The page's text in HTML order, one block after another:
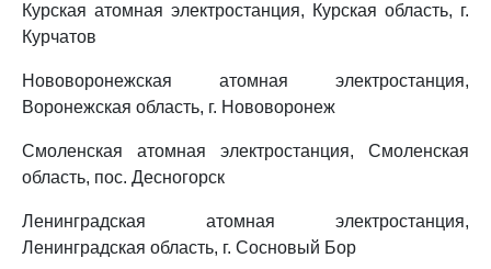
Курская атомная электростанция, Курская область, г.
Курчатов
Нововоронежская атомная электростанция,
Воронежская область, г. Нововоронеж
Смоленская атомная электростанция, Смоленская
область, пос. Десногорск
Ленинградская атомная электростанция,
Ленинградская область, г. Сосновый Бор